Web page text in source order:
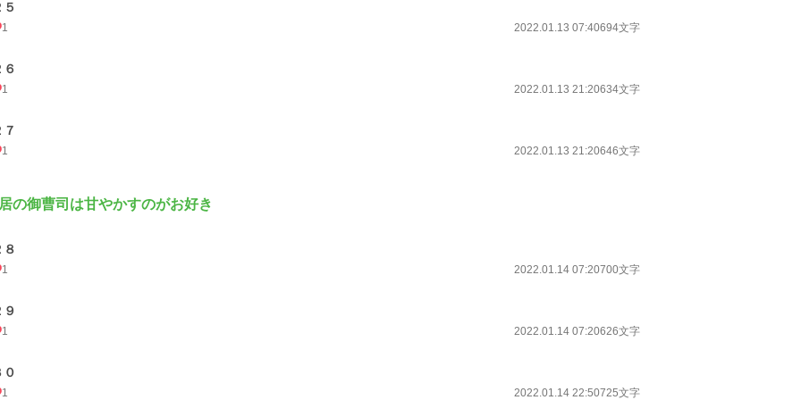
1 2022.01.13 07:40694文字
1 2022.01.13 21:20634文字
1 2022.01.13 21:20646文字
の御曹司は甘やかすのがお好き
８
1 2022.01.14 07:20700文字
1 2022.01.14 07:20626文字
０
1 2022.01.14 22:50725文字